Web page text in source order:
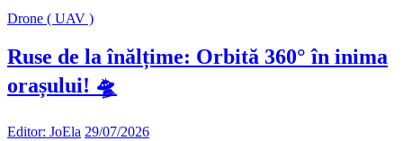
Drone ( UAV )
Ruse de la înălțime: Orbită 360° în inima
orașului! 🛸
Editor: JoEla 29/07/2026